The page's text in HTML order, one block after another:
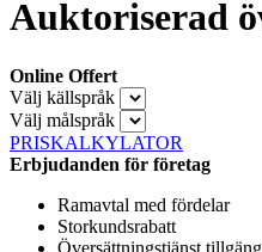
Auktoriserad
Online Offert
Välj källspråk
Välj målspråk
PRISKALKYLATOR
Erbjudanden för företag
Ramavtal med fördelar
Storkundsrabatt
Översättningstjänst